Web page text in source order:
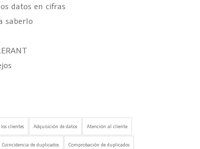
datos en cifras
saberlo
clientes Adquisición de datos Atención al cliente
Coincidencia de duplicados Comprobación de duplicados